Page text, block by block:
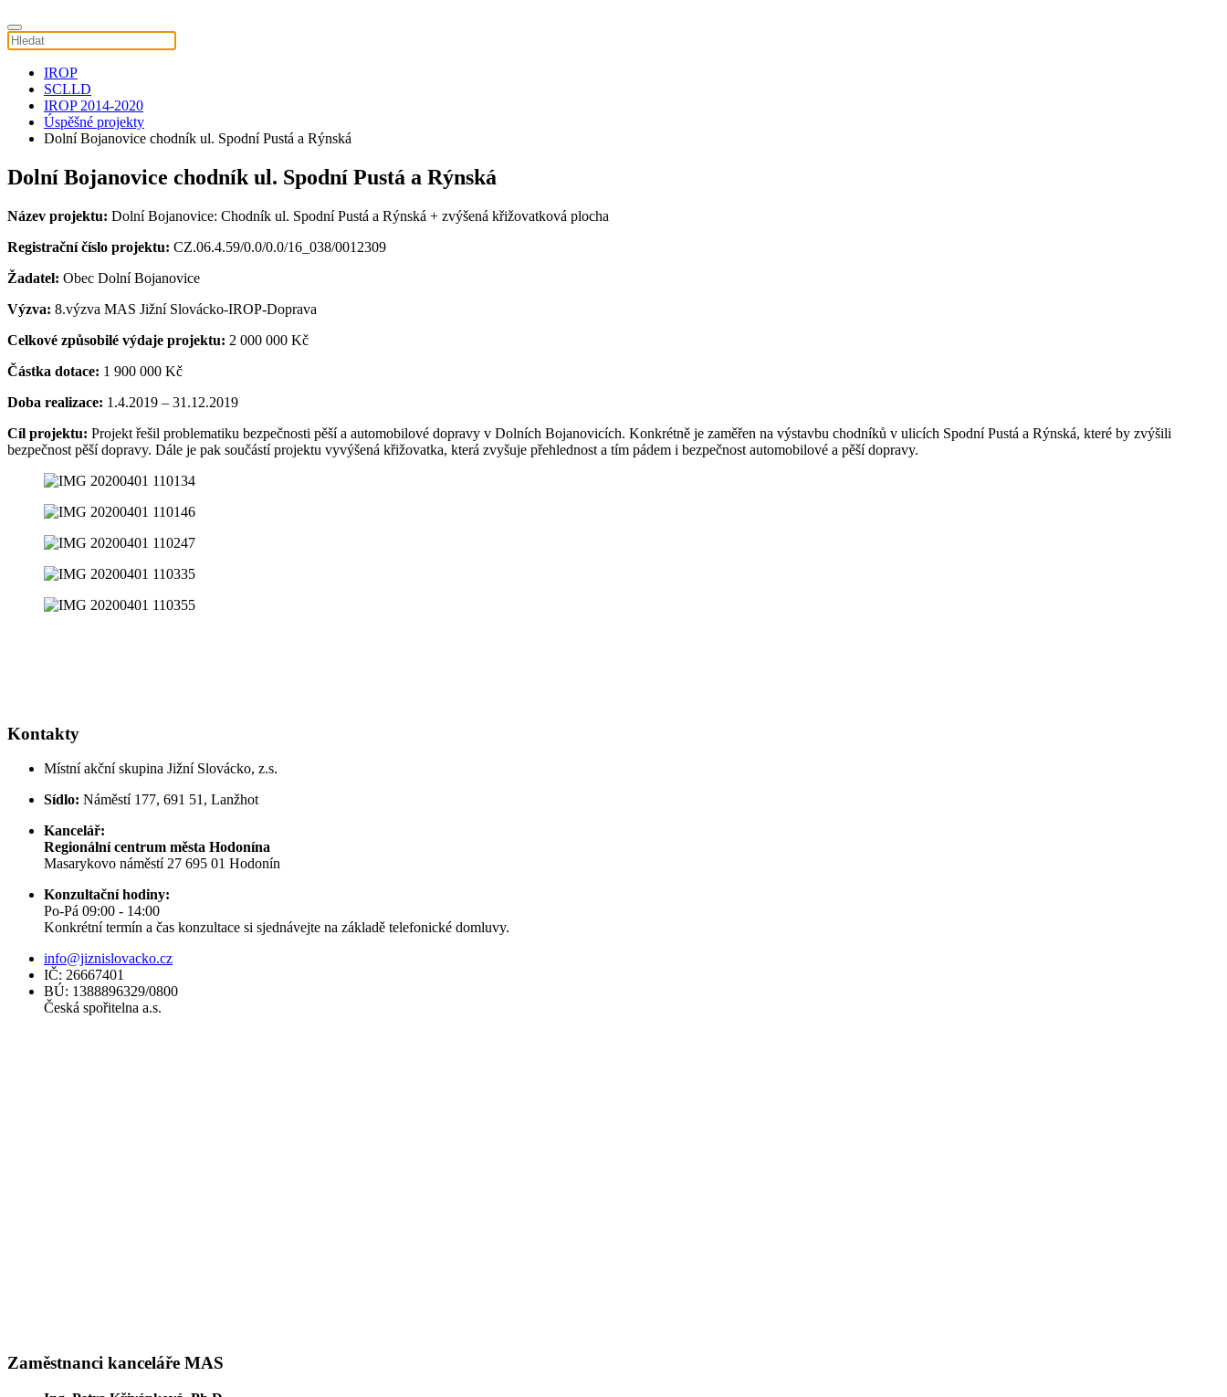
IROP
SCLLD
IROP 2014-2020
Úspěšné projekty
Dolní Bojanovice chodník ul. Spodní Pustá a Rýnská
Dolní Bojanovice chodník ul. Spodní Pustá a Rýnská
Název projektu: Dolní Bojanovice: Chodník ul. Spodní Pustá a Rýnská + zvýšená křižovatková plocha
Registrační číslo projektu: CZ.06.4.59/0.0/0.0/16_038/0012309
Žadatel: Obec Dolní Bojanovice
Výzva: 8.výzva MAS Jižní Slovácko-IROP-Doprava
Celkové způsobilé výdaje projektu: 2 000 000 Kč
Částka dotace: 1 900 000 Kč
Doba realizace: 1.4.2019 – 31.12.2019
Cíl projektu: Projekt řešil problematiku bezpečnosti pěší a automobilové dopravy v Dolních Bojanovicích. Konkrétně je zaměřen na výstavbu chodníků v ulicích Spodní Pustá a Rýnská, které by zvýšili
bezpečnost pěší dopravy. Dále je pak součástí projektu vyvýšená křižovatka, která zvyšuje přehlednost a tím pádem i bezpečnost automobilové a pěší dopravy.
Kontakty
Místní akční skupina Jižní Slovácko, z.s.
Sídlo: Náměstí 177, 691 51, Lanžhot
Kancelář:
Regionální centrum města Hodonína
Masarykovo náměstí 27 695 01 Hodonín
Konzultační hodiny:
Po-Pá 09:00 - 14:00
Konkrétní termín a čas konzultace si sjednávejte na základě telefonické domluvy.
info@jiznislovacko.cz
IČ: 26667401
BÚ: 1388896329/0800
Česká spořitelna a.s.
Zaměstnanci kanceláře MAS